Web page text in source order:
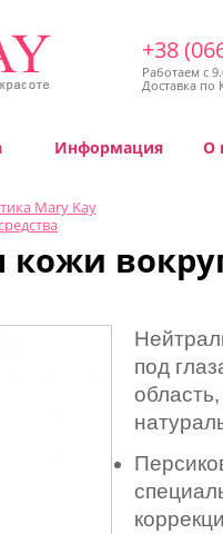
+38
Работаем с
Доставка по
Информация О
Mary Kay
кожи
под